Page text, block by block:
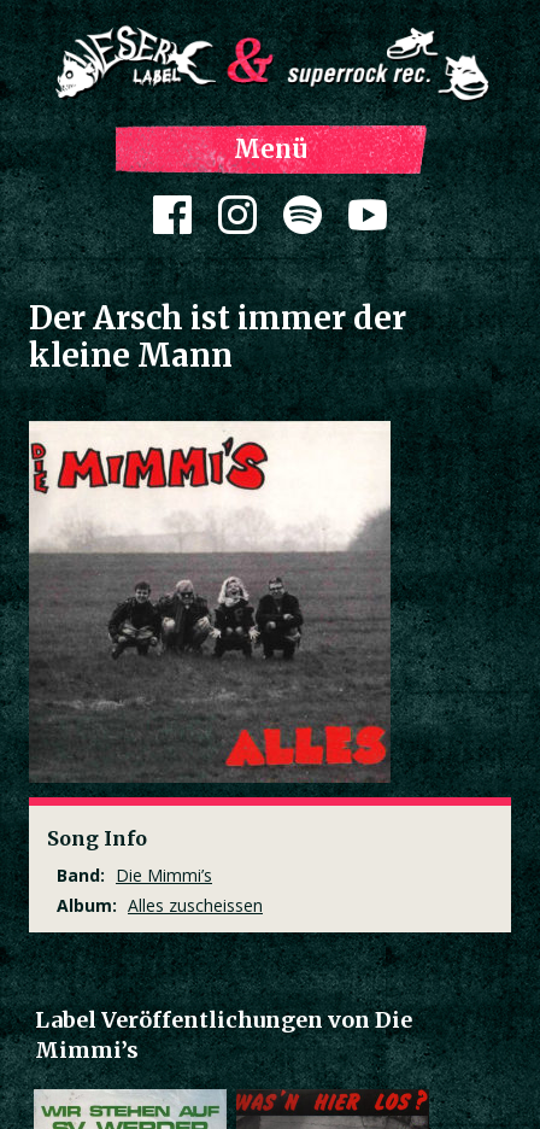
Menü
Zum Inhalt springen
Der Arsch ist immer der
kleine Mann
Song Info
Band: Die Mimmi’s
Album: Alles zuscheissen
Label Veröffentlichungen von Die
Mimmi’s